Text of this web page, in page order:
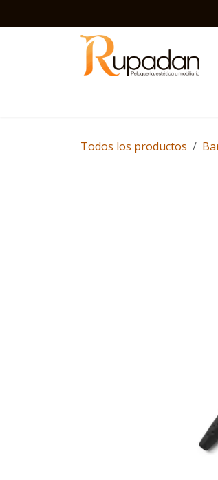
Todos los productos